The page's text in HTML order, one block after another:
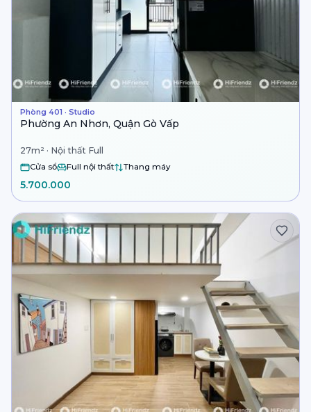
Phòng 401 · Studio
Phường An Nhơn, Quận Gò Vấp
27m² · Nội thất Full
Cửa sổ Full nội thất Thang máy
5.700.000